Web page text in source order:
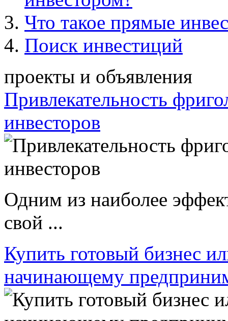
Что такое прямые
Поиск инвестиций
проекты и объявления
Привлекательность
инвесторов
Одним из наиболее
свой ...
Купить готовый бизнес
начинающему